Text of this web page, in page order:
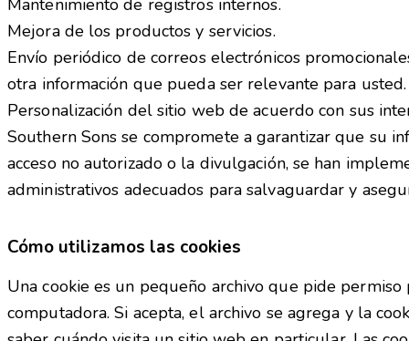
Mantenimiento de registros internos.
Mejora de los productos y servicios.
Envío periódico de correos electrónicos
otra información que pueda ser relevante para usted.
Personalización del sitio web de acuerdo con sus
Southern Sons se compromete a garantizar que su
acceso no autorizado o la divulgación, se han
administrativos adecuados para salvaguardar y
Cómo utilizamos las cookies
Una cookie es un pequeño archivo que pide
computadora. Si acepta, el archivo se agrega y la